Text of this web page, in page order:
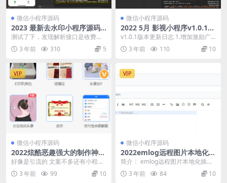
微信小程序源码
2023 最新去水印小程序源码
无后台附带接口
测试了下，发现解析接口是收费
的。 自己有免费接口的可以自己替
换下。UI看着挺不错...
3 年前 310 5
微信小程序源码
2022 5月 影视小程序v1.0.1版
新增过审功能 +视频教程
v1.0.1版本更新日志 1.增加激励广
告 2.增加插屏广告 3.增加视频贴片
广...3 年前 110 10
VIP
微信小程序源码
2022炫酷恶趣强大的制作神器
小程序源码
好像是引流的 文案不多还有小程序
跳转，懒得改了，有兴趣的自己研
究一下吧 这是一款...
3 年前 99 10
VIP
微信小程序源码
2022emlog远程图片本地化插
件 支持Emlog Pro版本
简介： emlog远程图片本地化插件
支持Emlog Pro版本。此插件会把
文章...3 年前 84 10